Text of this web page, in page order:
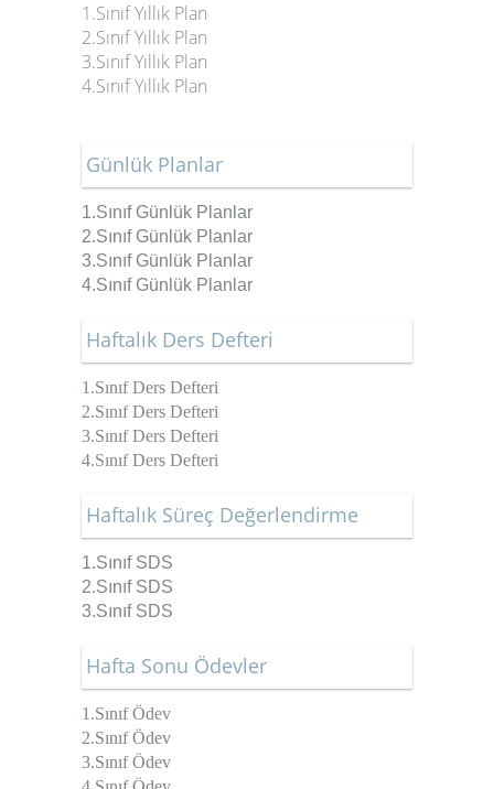
1.Sınıf Yıllık Plan
2.Sınıf Yıllık Plan
3.Sınıf Yıllık Plan
4.Sınıf Yıllık Plan
Günlük Planlar
1.Sınıf Günlük Planlar
2.Sınıf Günlük Planlar
3.Sınıf Günlük Planlar
4.Sınıf Günlük Planlar
Haftalık Ders Defteri
1.Sınıf Ders Defteri
2.Sınıf Ders Defteri
3.Sınıf Ders Defteri
4.Sınıf Ders Defteri
Haftalık Süreç Değerlendirme
1.Sınıf SDS
2.Sınıf SDS
3.Sınıf SDS
Hafta Sonu Ödevler
1.Sınıf Ödev
2.Sınıf Ödev
3.Sınıf Ödev